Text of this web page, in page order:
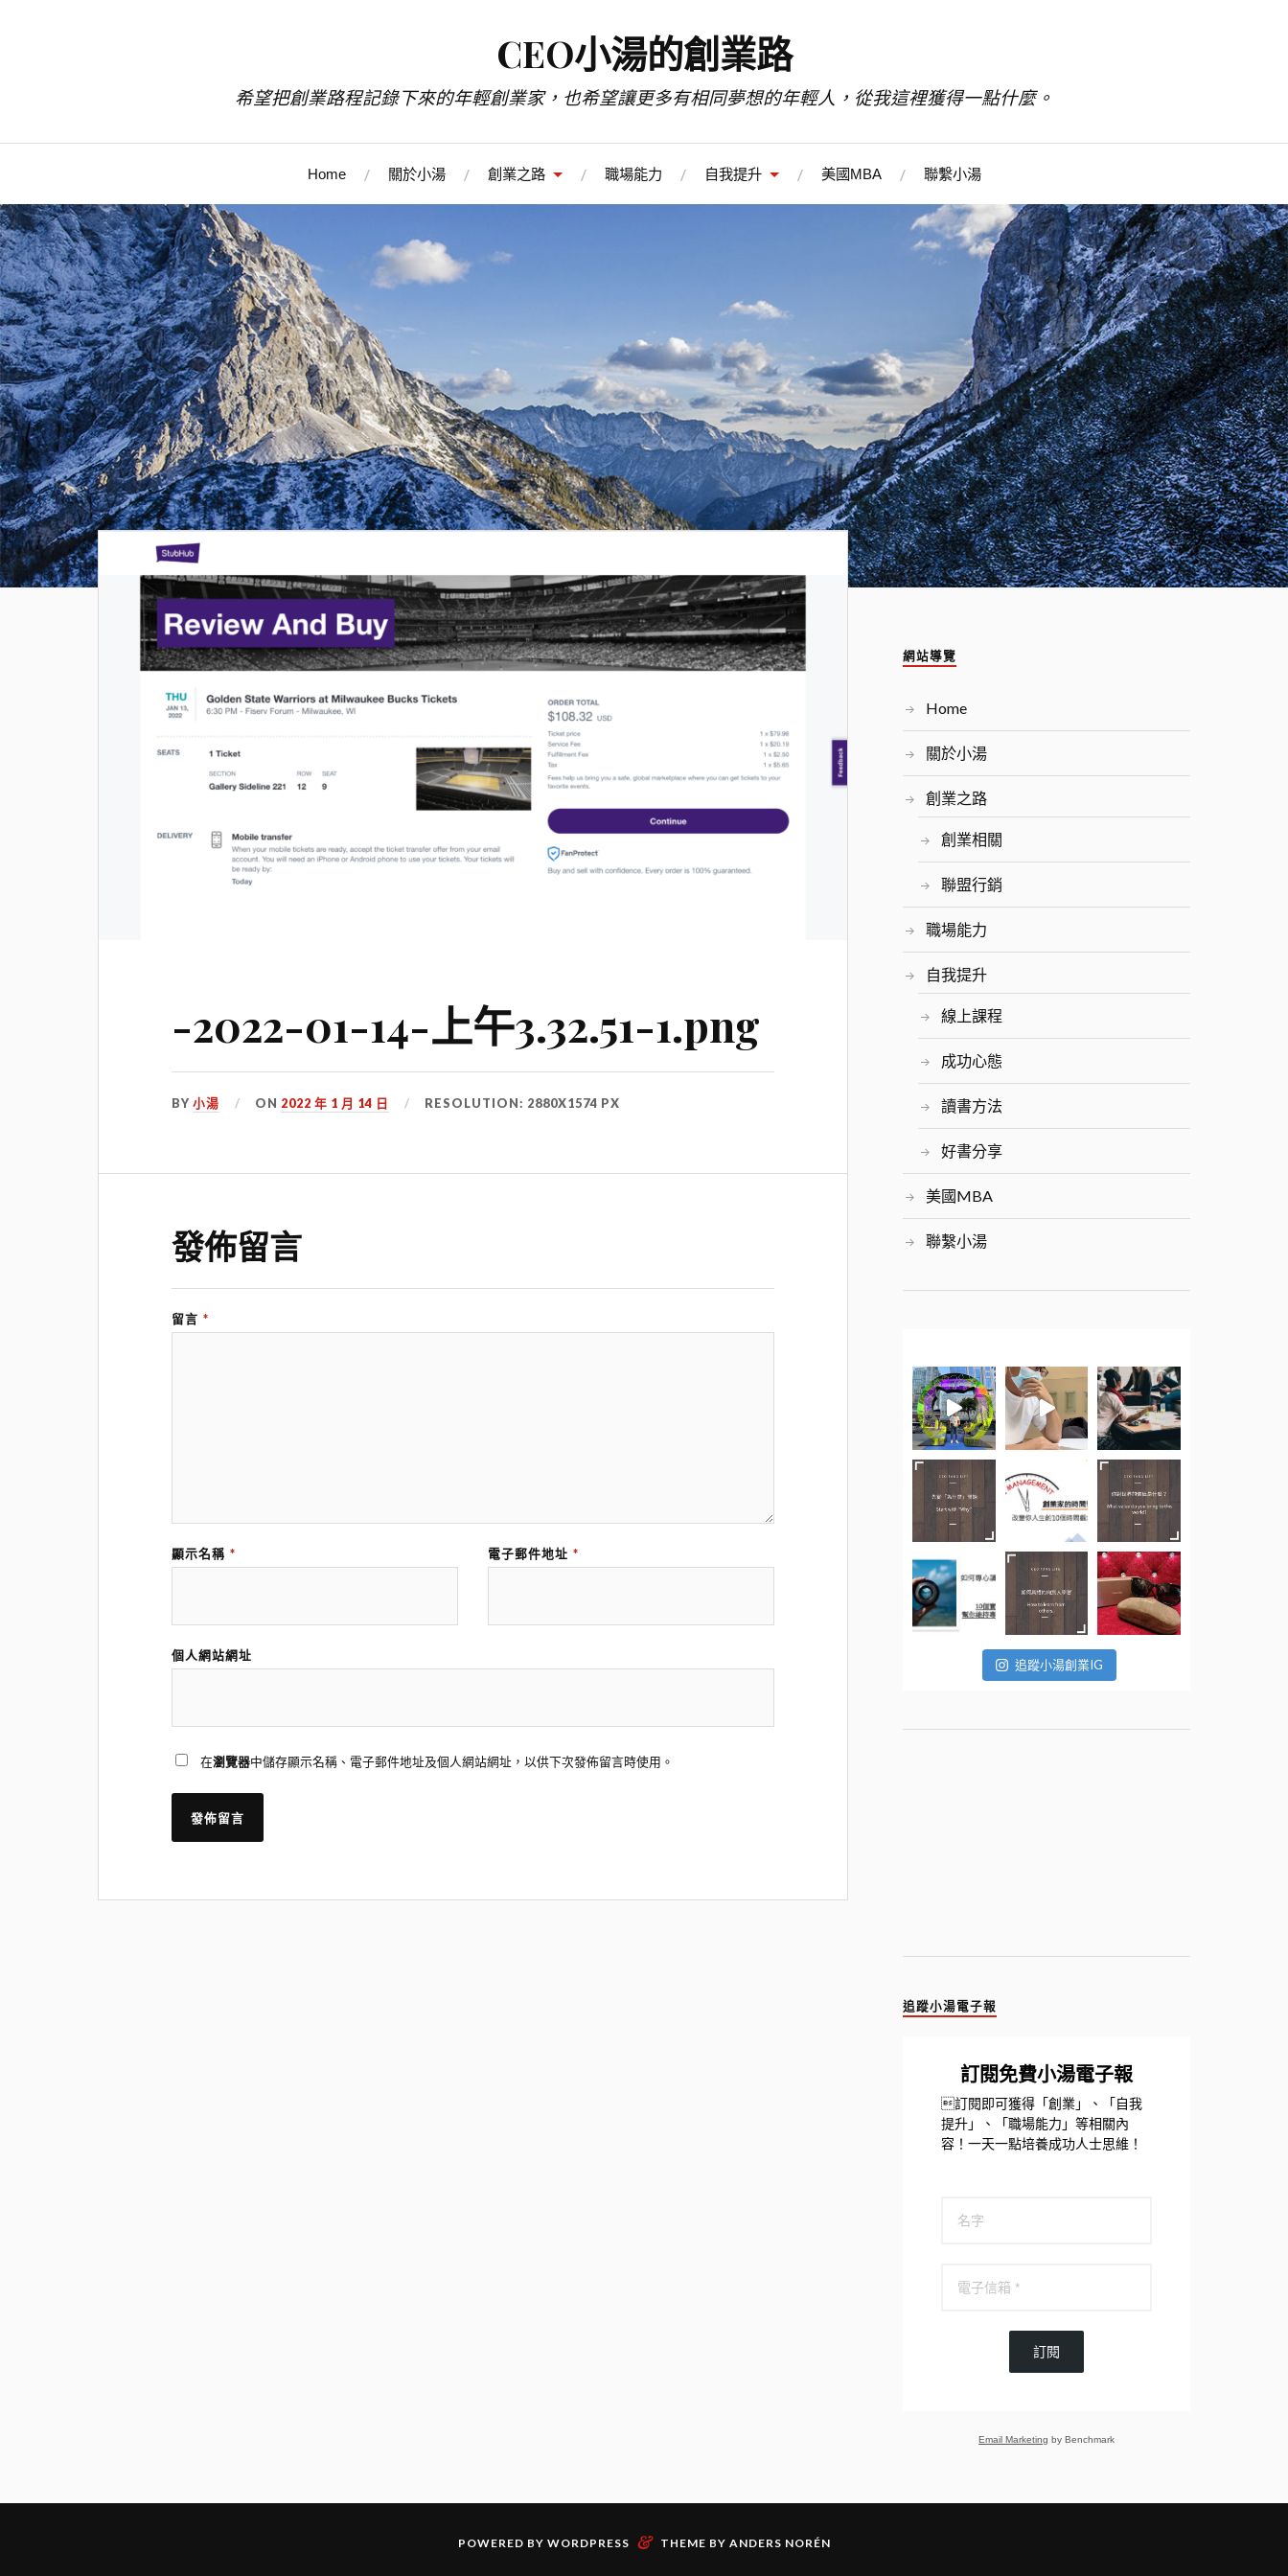
CEO小湯的創業路
希望把創業路程記錄下來的年輕創業家，也希望讓更多有相同夢想的年輕人，從我這裡獲得一點什麼。
Home 關於小湯 創業之路 職場能力 自我提升 美國MBA 聯繫小湯
-2022-01-14-上午3.32.51-1.png
BY小湯 ON 2022 年 1 月 14 日 RESOLUTION: 2880X1574 PX
發佈留言
留言 *
顯示名稱 * 電子郵件地址 *
個人網站網址
在瀏覽器中儲存顯示名稱、電子郵件地址及個人網站網址，以供下次發佈留言時使用。
網站導覽
Home
關於小湯
創業之路
創業相關
聯盟行銷
職場能力
自我提升
線上課程
成功心態
讀書方法
好書分享
美國MBA
聯繫小湯
追蹤小湯創業IG
追蹤小湯電子報
訂閱免費小湯電子報
訂閱即可獲得「創業」、「自我
提升」、「職場能力」等相關內
容！一天一點培養成功人士思維！
訂閱
Email Marketing by Benchmark
POWERED BY WORDPRESS & THEME BY ANDERS NORÉN